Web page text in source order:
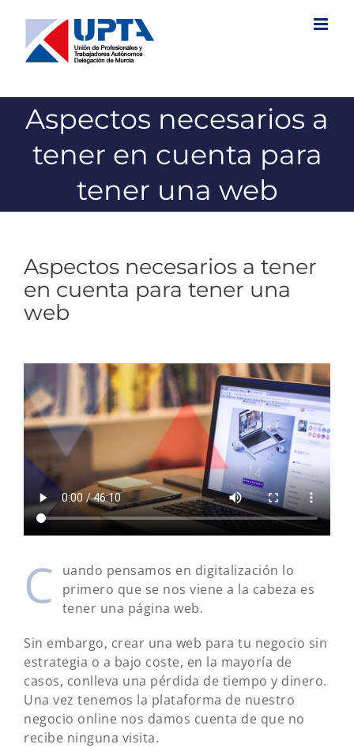
contenido
Aspectos necesarios a
tener en cuenta para
tener una web
Aspectos necesarios a tener
en cuenta para tener una
web
C
uando pensamos en digitalización lo
primero que se nos viene a la cabeza es
tener una página web.
Sin embargo, crear una web para tu negocio sin
estrategia o a bajo coste, en la mayoría de
casos, conlleva una pérdida de tiempo y dinero.
Una vez tenemos la plataforma de nuestro
negocio online nos damos cuenta de que no
recibe ninguna visita.